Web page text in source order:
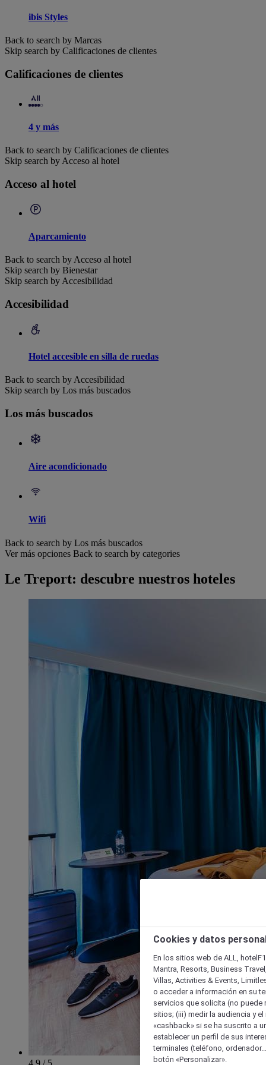
ibis Styles
Back to search by Marcas
Skip search by Calificaciones de clientes
Calificaciones de clientes
4 y más
Back to search by Calificaciones de clientes
Skip search by Acceso al hotel
Acceso al hotel
Aparcamiento
Back to search by Acceso al hotel
Skip search by Bienestar
Skip search by Accesibilidad
Accesibilidad
Hotel accesible en silla de ruedas
Back to search by Accesibilidad
Skip search by Los más buscados
Los más buscados
Aire acondicionado
Wifi
Back to search by Los más buscados
Ver más opciones Back to search by categories
Le Treport: descubre nuestros hoteles
4.9 / 5
Cookies y datos
En los sitios web de ALL,
Mantra, Resorts, Business
Villas, Activities & Events,
o acceder a información en su
servicios que solicita (no puede
sitios; (iii) medir la audiencia y
«cashback» si se ha suscrito a
establecer un perfil de sus
terminales (teléfono,
botón «Personalizar».